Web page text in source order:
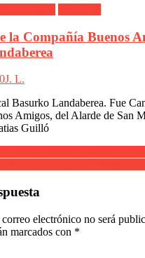
la Compañía Buenos
J. L.
Basurko Landaberea. Fue
Amigos, del Alarde de San
Guilló
electrónico no será
marcados con *